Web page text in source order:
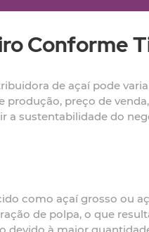
Conforme
de açaí pode
preço de
a sustentabilidade do
como açaí grosso ou
de polpa, o que
devido à maior